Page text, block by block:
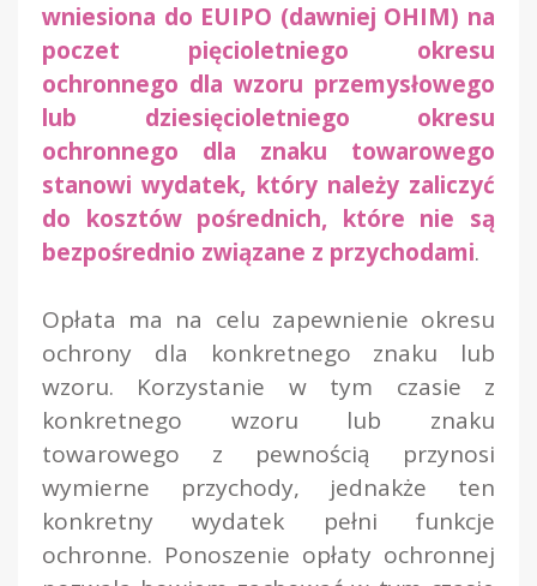
wniesiona do EUIPO (dawniej OHIM) na
poczet pięcioletniego okresu
ochronnego dla wzoru przemysłowego
lub dziesięcioletniego okresu
ochronnego dla znaku towarowego
stanowi wydatek, który należy zaliczyć
do kosztów pośrednich, które nie są
bezpośrednio związane z przychodami.
Opłata ma na celu zapewnienie okresu
ochrony dla konkretnego znaku lub
wzoru. Korzystanie w tym czasie z
konkretnego wzoru lub znaku
towarowego z pewnością przynosi
wymierne przychody, jednakże ten
konkretny wydatek pełni funkcje
ochronne. Ponoszenie opłaty ochronnej